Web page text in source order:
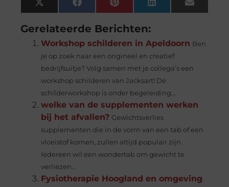
X
(Twitter)
FacebookPinterestLinkedInEmail
Gerelateerde Berichten:
Workshop schilderen in Apeldoorn Ben
je op zoek naar een origineel en creatief
bedrijfsuitje? Volg samen met je collega’s een
workshop schilderen van Jacksart! De
schilderworkshop is onder begeleiding...
welke van de supplementen werken
bij het afvallen? Gewichtsverlies
supplementen die in de vorm van een tab of een
vloeistof komen, zullen altijd populair zijn.
Iedereen wil een wondertab om gewicht te
verliezen...
Fysiotherapie Hoogland en omgeving